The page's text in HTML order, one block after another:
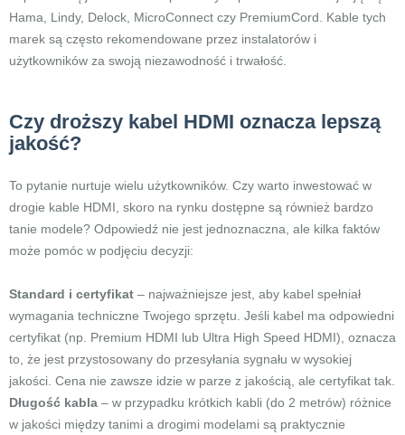
Hama, Lindy, Delock, MicroConnect czy PremiumCord. Kable tych
marek są często rekomendowane przez instalatorów i
użytkowników za swoją niezawodność i trwałość.
Czy droższy kabel HDMI oznacza lepszą
jakość?
To pytanie nurtuje wielu użytkowników. Czy warto inwestować w
drogie kable HDMI, skoro na rynku dostępne są również bardzo
tanie modele? Odpowiedź nie jest jednoznaczna, ale kilka faktów
może pomóc w podjęciu decyzji:
Standard i certyfikat – najważniejsze jest, aby kabel spełniał
wymagania techniczne Twojego sprzętu. Jeśli kabel ma odpowiedni
certyfikat (np. Premium HDMI lub Ultra High Speed HDMI), oznacza
to, że jest przystosowany do przesyłania sygnału w wysokiej
jakości. Cena nie zawsze idzie w parze z jakością, ale certyfikat tak.
Długość kabla – w przypadku krótkich kabli (do 2 metrów) różnice
w jakości między tanimi a drogimi modelami są praktycznie